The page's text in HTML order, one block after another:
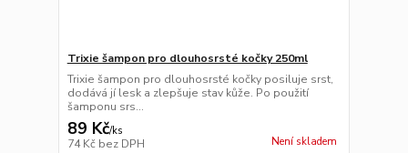
Trixie šampon pro dlouhosrsté kočky 250ml
Trixie šampon pro dlouhosrsté kočky posiluje srst,
dodává jí lesk a zlepšuje stav kůže. Po použití
šamponu srs...
89 Kč/ks
74 Kč bez DPH Není skladem